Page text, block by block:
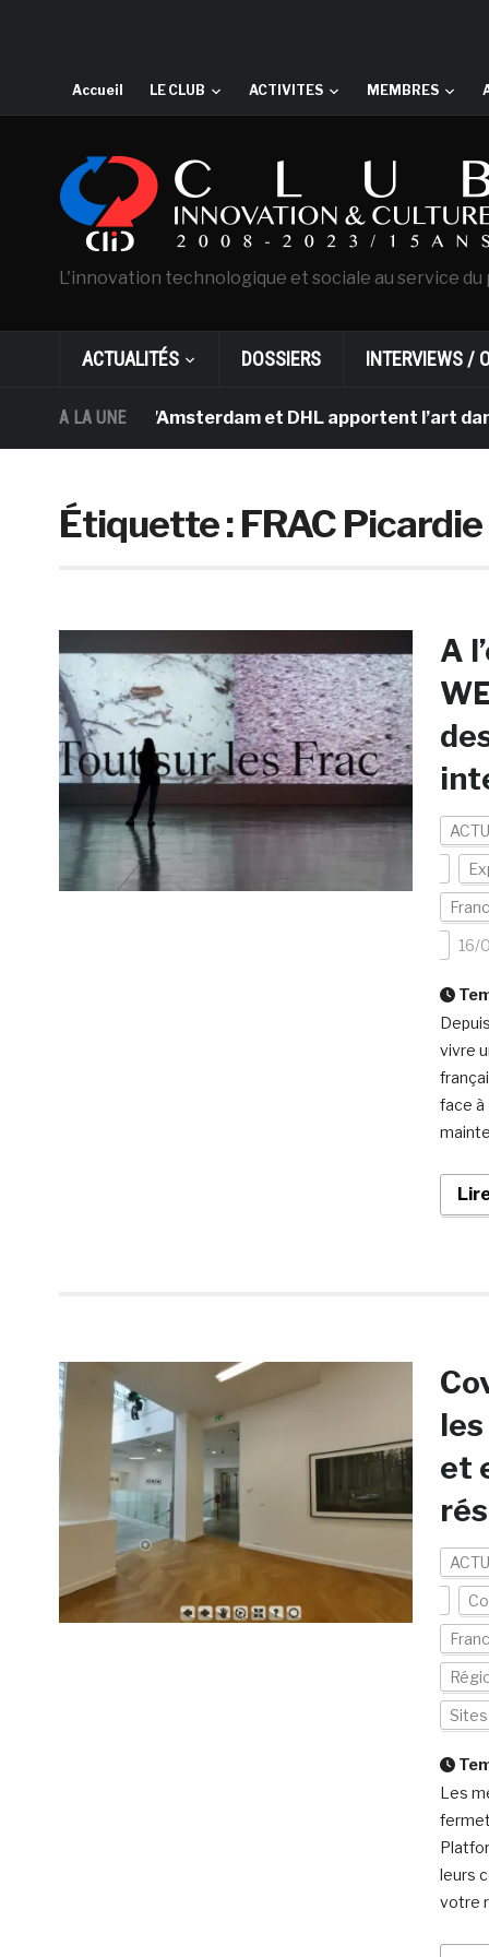
Accueil LE CLUB ACTIVITES MEMBRES
L'innovation technologique et sociale au service
ACTUALITÉS DOSSIERS INTERVIEWS /
A LA UNE
Gogh d’Amsterdam et DHL apportent l’art dans
Étiquette :FRAC
A
16/
vivre
face à
et
Les
leurs
votre